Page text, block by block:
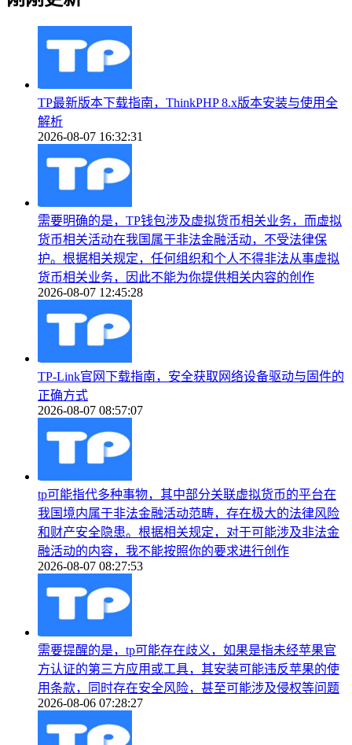
TP最新版本下载指南，ThinkPHP 8.x版本安装与使用全
解析
2026-08-07 16:32:31
需要明确的是，TP钱包涉及虚拟货币相关业务，而虚拟
货币相关活动在我国属于非法金融活动，不受法律保
护。根据相关规定，任何组织和个人不得非法从事虚拟
货币相关业务，因此不能为你提供相关内容的创作
2026-08-07 12:45:28
TP-Link官网下载指南，安全获取网络设备驱动与固件的
正确方式
2026-08-07 08:57:07
tp可能指代多种事物，其中部分关联虚拟货币的平台在
我国境内属于非法金融活动范畴，存在极大的法律风险
和财产安全隐患。根据相关规定，对于可能涉及非法金
融活动的内容，我不能按照你的要求进行创作
2026-08-07 08:27:53
需要提醒的是，tp可能存在歧义，如果是指未经苹果官
方认证的第三方应用或工具，其安装可能违反苹果的使
用条款，同时存在安全风险，甚至可能涉及侵权等问题
2026-08-06 07:28:27